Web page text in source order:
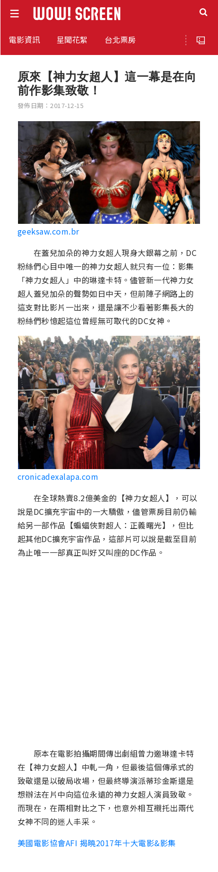
電影資訊 星聞花絮 台北票房
原來【神力女超人】這一幕是在向
前作影集致敬！
發佈日期：2017-12-15
geeksaw.com.br
在蓋兒加朵的神力女超人現身大銀幕之前，DC
粉絲們心目中唯一的神力女超人就只有一位：影集
「神力女超人」中的琳達卡特。儘管新一代神力女
超人蓋兒加朵的聲勢如日中天，但前陣子網路上的
這支對比影片一出來，還是讓不少看著影集長大的
粉絲們秒憶起這位曾經無可取代的DC女神。
cronicadexalapa.com
在全球熱賣8.2億美金的【神力女超人】，可以
說是DC擴充宇宙中的一大驕傲，儘管票房目前仍輸
給另一部作品【蝙蝠俠對超人：正義曙光】，但比
起其他DC擴充宇宙作品，這部片可以說是截至目前
為止唯一一部真正叫好又叫座的DC作品。
原本在電影拍攝期間傳出劇組曾力邀琳達卡特
在【神力女超人】中軋一角，但最後這個傳承式的
致敬還是以破局收場，但最終導演派蒂珍金斯還是
想辦法在片中向這位永遠的神力女超人演員致敬。
而現在，在兩相對比之下，也意外相互襯托出兩代
女神不同的迷人丰采。
美國電影協會AFI 揭曉2017年十大電影&影集